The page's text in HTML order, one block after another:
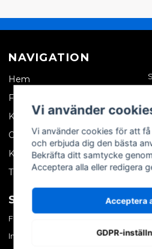
NAVIGATION
Hem
Företagskund
Kontakta oss
Om oss
Köpvillkor
Tips & trix
SOCIALA MEDIER
Facebook
Instagram
Vi använder
Vi använder cookies för att
och erbjuda dig den bästa
Bekräfta ditt samtycke
Acceptera alla eller redigera
Acceptera
GDPR-